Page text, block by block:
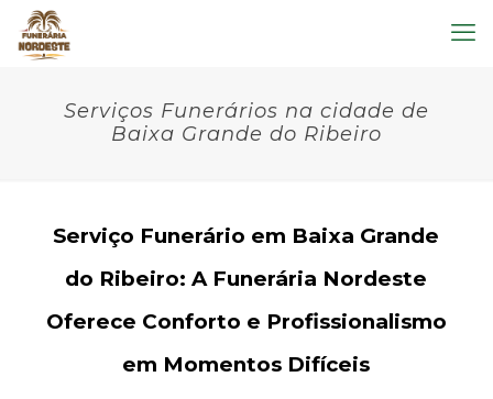
Serviços Funerários na cidade de
Baixa Grande do Ribeiro
Serviço Funerário em Baixa Grande
do Ribeiro: A Funerária Nordeste
Oferece Conforto e Profissionalismo
em Momentos Difíceis